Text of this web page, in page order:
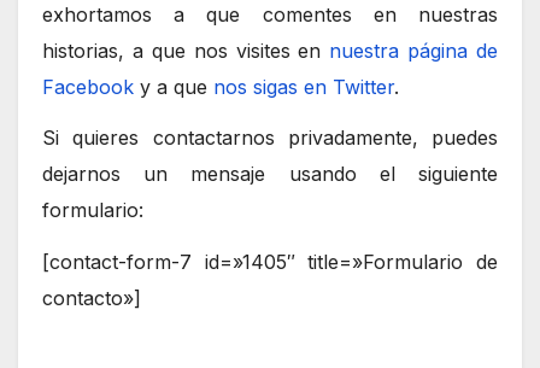
exhortamos a que comentes en nuestras
historias, a que nos visites en nuestra página de
Facebook y a que nos sigas en Twitter.
Si quieres contactarnos privadamente, puedes
dejarnos un mensaje usando el siguiente
formulario:
[contact-form-7 id=»1405″ title=»Formulario de
contacto»]